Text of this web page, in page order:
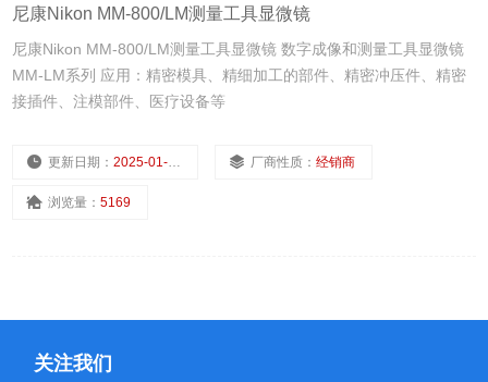
尼康Nikon MM-800/LM测量工具显微镜
尼康Nikon MM-800/LM测量工具显微镜 数字成像和测量工具显微镜
MM-LM系列 应用：精密模具、精细加工的部件、精密冲压件、精密
接插件、注模部件、医疗设备等
更新日期：2025-01-10 厂商性质：经销商
浏览量：5169
关注我们